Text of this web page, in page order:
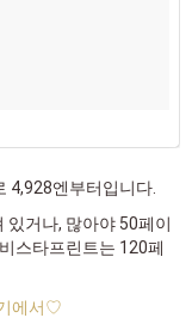
4,928엔부터입니다.
있거나, 많아야 50페이
스타프린트는 120페
에서♡